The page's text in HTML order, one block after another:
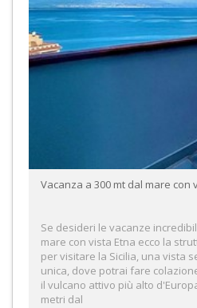
Vacanza a 300 mt dal mare con
Se desideri le vacanze
mare con vista Etna ecco la
per visitare la Sicilia, una vista
unica, dove potrai fare
il vulcano attivo più alto
metri dal